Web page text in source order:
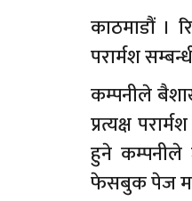
काठमाडौं ।
परार्मश
कम्पनीले
प्रत्यक्ष
हुने
फेसबुक पेज